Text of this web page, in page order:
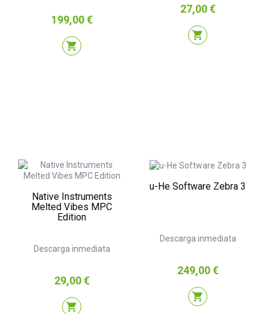
Precio
199,00 €
shopping_cart
Precio
27,00 €
shopping_cart
Native Instruments
Melted Vibes MPC
Edition
Descarga inmediata
Precio
29,00 €
shopping_cart
u-He Software Zebra 3
Descarga inmediata
Precio
249,00 €
shopping_cart